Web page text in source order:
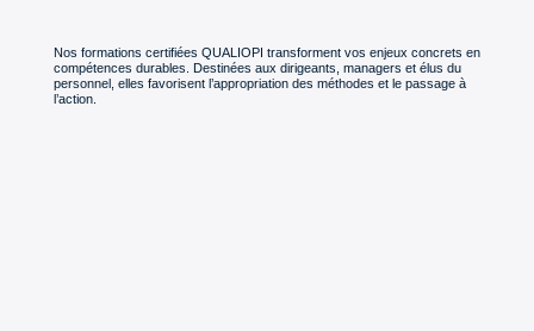
Nos formations certifiées QUALIOPI transforment vos enjeux concrets en
compétences durables. Destinées aux dirigeants, managers et élus du
personnel, elles favorisent l’appropriation des méthodes et le passage à
l’action.